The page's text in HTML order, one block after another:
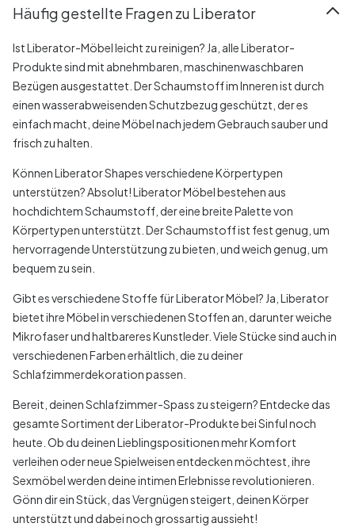
Häufig gestellte Fragen zu Liberator
Ist Liberator-Möbel leicht zu reinigen? Ja, alle Liberator-
Produkte sind mit abnehmbaren, maschinenwaschbaren
Bezügen ausgestattet. Der Schaumstoff im Inneren ist durch
einen wasserabweisenden Schutzbezug geschützt, der es
einfach macht, deine Möbel nach jedem Gebrauch sauber und
frisch zu halten.
Können Liberator Shapes verschiedene Körpertypen
unterstützen? Absolut! Liberator Möbel bestehen aus
hochdichtem Schaumstoff, der eine breite Palette von
Körpertypen unterstützt. Der Schaumstoff ist fest genug, um
hervorragende Unterstützung zu bieten, und weich genug, um
bequem zu sein.
Gibt es verschiedene Stoffe für Liberator Möbel? Ja, Liberator
bietet ihre Möbel in verschiedenen Stoffen an, darunter weiche
Mikrofaser und haltbareres Kunstleder. Viele Stücke sind auch in
verschiedenen Farben erhältlich, die zu deiner
Schlafzimmerdekoration passen.
Bereit, deinen Schlafzimmer-Spass zu steigern? Entdecke das
gesamte Sortiment der Liberator-Produkte bei Sinful noch
heute. Ob du deinen Lieblingspositionen mehr Komfort
verleihen oder neue Spielweisen entdecken möchtest, ihre
Sexmöbel werden deine intimen Erlebnisse revolutionieren.
Gönn dir ein Stück, das Vergnügen steigert, deinen Körper
unterstützt und dabei noch grossartig aussieht!